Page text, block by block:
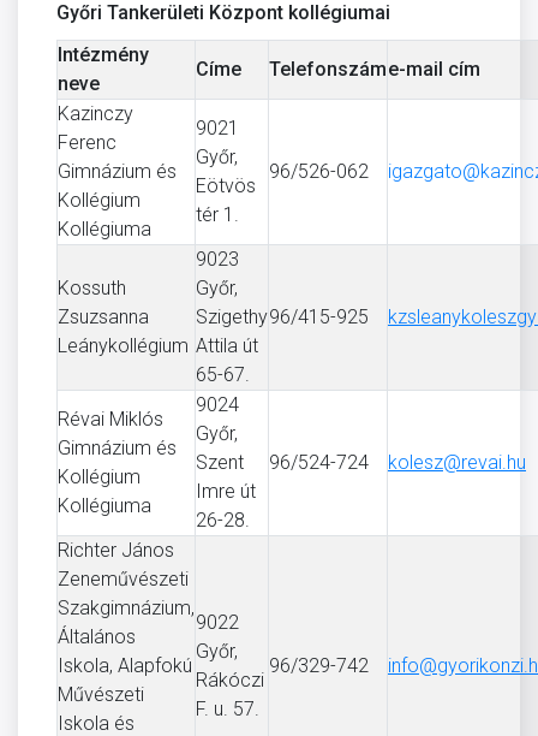
Győri Tankerületi Központ kollégiumai
Intézmény
neve
Címe Telefonszáme-mail cím
Kazinczy
Ferenc
Gimnázium és
Kollégium
Kollégiuma
9021
Győr,
Eötvös
tér 1.
96/526-062
Kossuth
Zsuzsanna
Leánykollégium
9023
Győr,
Szigethy
Attila út
65-67.
96/415-925
Révai Miklós
Gimnázium és
Kollégium
Kollégiuma
9024
Győr,
Szent
Imre út
26-28.
96/524-724 kolesz@revai.hu
Richter János
Zeneművészeti
Szakgimnázium,
Általános
Iskola, Alapfokú
Művészeti
Iskola és
9022
Győr,
Rákóczi
F. u. 57.
96/329-742